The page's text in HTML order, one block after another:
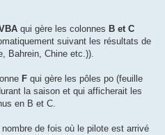
qui gère les colonnes B et C
suivant les résultats de
Bahrein, Chine etc.)).
F qui gère les pôles po (feuille
la saison et qui afficherait les
en B et C.
de fois où le pilote est arrivé